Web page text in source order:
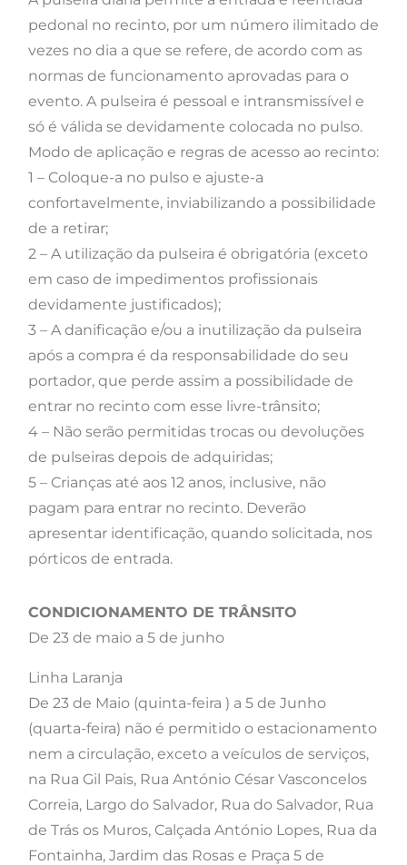
pedonal no recinto, por um número ilimitado de
vezes no dia a que se refere, de acordo com as
normas de funcionamento aprovadas para o
evento. A pulseira é pessoal e intransmissível e
só é válida se devidamente colocada no pulso.
Modo de aplicação e regras de acesso ao recinto:
1 – Coloque-a no pulso e ajuste-a
confortavelmente, inviabilizando a possibilidade
de a retirar;
2 – A utilização da pulseira é obrigatória (exceto
em caso de impedimentos profissionais
devidamente justificados);
3 – A danificação e/ou a inutilização da pulseira
após a compra é da responsabilidade do seu
portador, que perde assim a possibilidade de
entrar no recinto com esse livre-trânsito;
4 – Não serão permitidas trocas ou devoluções
de pulseiras depois de adquiridas;
5 – Crianças até aos 12 anos, inclusive, não
pagam para entrar no recinto. Deverão
apresentar identificação, quando solicitada, nos
pórticos de entrada.
CONDICIONAMENTO DE TRÂNSITO
De 23 de maio a 5 de junho
Linha Laranja
De 23 de Maio (quinta-feira ) a 5 de Junho
(quarta-feira) não é permitido o estacionamento
nem a circulação, exceto a veículos de serviços,
na Rua Gil Pais, Rua António César Vasconcelos
Correia, Largo do Salvador, Rua do Salvador, Rua
de Trás os Muros, Calçada António Lopes, Rua da
Fontainha, Jardim das Rosas e Praça 5 de